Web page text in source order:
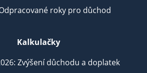
roky pro důchod
Kalkulačky
Zvýšení důchodu a doplatek